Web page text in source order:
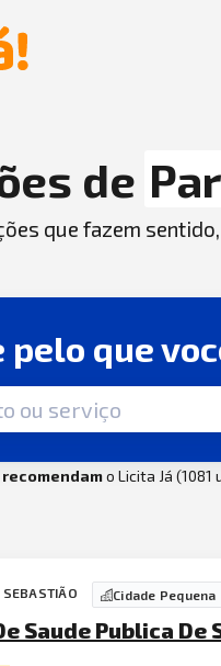
de
que fazem
pelo que
recomendamo Licita Já
Cidade Pequena
Saude Publica De